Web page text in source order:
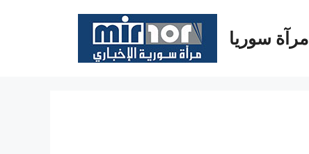
مرآة سوريا